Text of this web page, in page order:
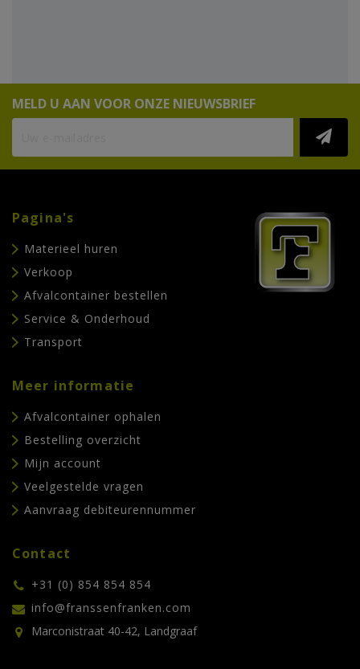
MELD U AAN VOOR ONZE NIEUWSBRIEF
Pagina's
Materieel huren
Verkoop
Afvalcontainer bestellen
Service & Onderhoud
Transport
Meer informatie
Afvalcontainer ophalen
Bestelling overzicht
Mijn account
Veelgestelde vragen
Aanvraag debiteurennummer
Contact
+31 (0) 854 854 854
info@franssenfranken.com
Marconistraat 40-42, Landgraaf